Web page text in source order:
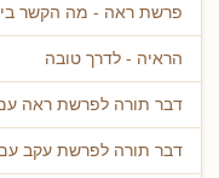
פרשת ראה - מה הקשר
הראיה - לדרך טובה
דבר תורה לפרשת ראה עם
דבר תורה לפרשת עקב עם